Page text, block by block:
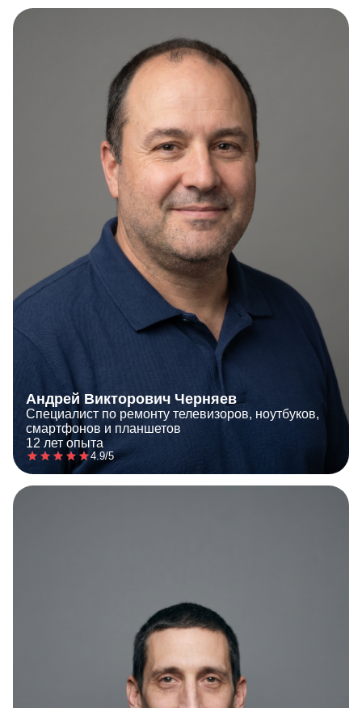
Андрей Викторович Черняев
Специалист по ремонту телевизоров, ноутбуков,
смартфонов и планшетов
12 лет опыта
4.9/5